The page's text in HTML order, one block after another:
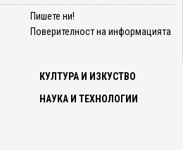
Пишете ни!
Поверителност на информацията
КУЛТУРА И ИЗКУСТВО
НАУКА И ТЕХНОЛОГИИ